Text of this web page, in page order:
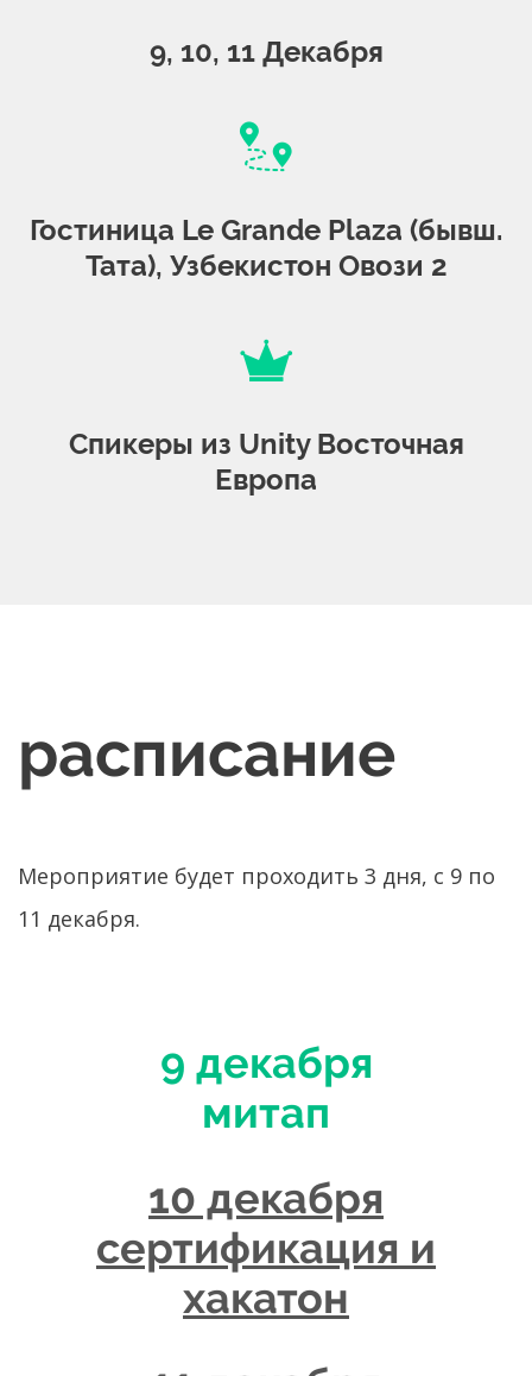
9, 10, 11 Декабря
Гостиница Le Grande Plaza (бывш.
Тата), Узбекистон Овози 2
Спикеры из Unity Восточная
Европа
расписание
Мероприятие будет проходить 3 дня, с 9 по
11 декабря.
9 декабря
митап
10 декабря
сертификация и
хакатон